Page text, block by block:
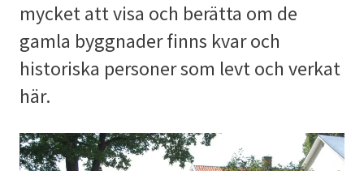
mycket att visa och berätta om de
gamla byggnader finns kvar och
historiska personer som levt och verkat
här.